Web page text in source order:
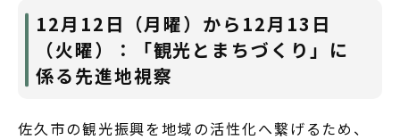
12月12日（月曜）から12月13日
（火曜）：「観光とまちづくり」に
係る先進地視察
佐久市の観光振興を地域の活性化へ繋げるため、